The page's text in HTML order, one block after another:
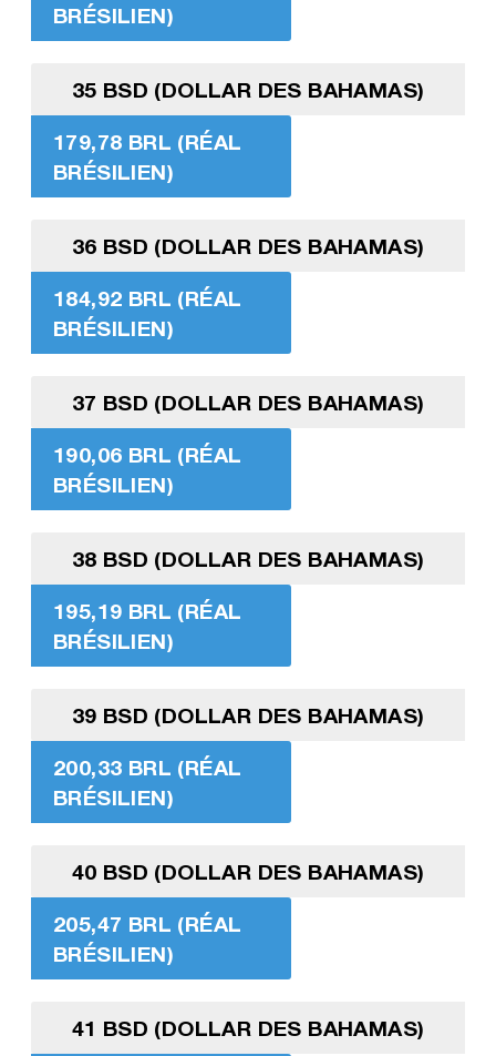
BRÉSILIEN)
35 BSD (DOLLAR DES BAHAMAS)
179,78 BRL (RÉAL
BRÉSILIEN)
36 BSD (DOLLAR DES BAHAMAS)
184,92 BRL (RÉAL
BRÉSILIEN)
37 BSD (DOLLAR DES BAHAMAS)
190,06 BRL (RÉAL
BRÉSILIEN)
38 BSD (DOLLAR DES BAHAMAS)
195,19 BRL (RÉAL
BRÉSILIEN)
39 BSD (DOLLAR DES BAHAMAS)
200,33 BRL (RÉAL
BRÉSILIEN)
40 BSD (DOLLAR DES BAHAMAS)
205,47 BRL (RÉAL
BRÉSILIEN)
41 BSD (DOLLAR DES BAHAMAS)